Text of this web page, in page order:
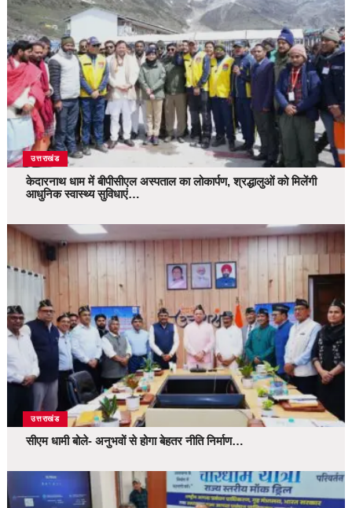
उत्तराखंड
केदारनाथ धाम में बीपीसीएल अस्पताल का लोकार्पण, श्रद्धालुओं को मिलेंगी
आधुनिक स्वास्थ्य सुविधाएं…
उत्तराखंड
सीएम धामी बोले- अनुभवों से होगा बेहतर नीति निर्माण…